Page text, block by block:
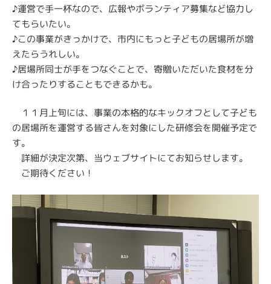
♪運営で手一杯なので、広報やボランティア募集など協力し
てもらいたい。
♪この事業がきっかけで、市内にもっと子どもの居場所が増
えたらうれしい。
♪居場所同士が手をつなぐことで、寄贈いただいた食材を分
け合ったりすることもできるかも。
１１月上旬には、事業の本格的なキックオフとして子ども
の居場所を運営する皆さんを対象にした研修会を開催予定で
す。
詳細が決定次第、当ウェブサイトにてお知らせします。
ご期待ください！